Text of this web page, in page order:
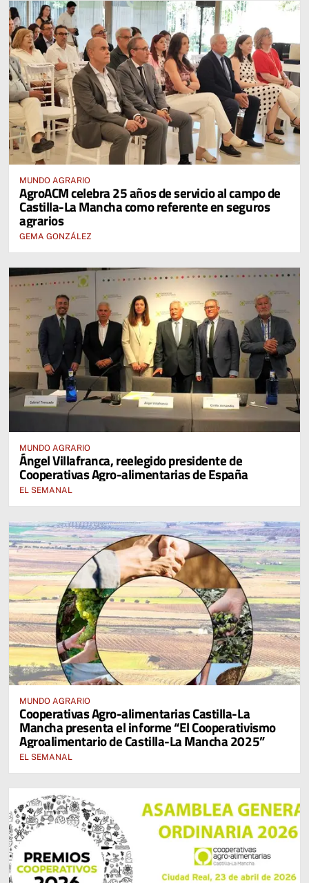
MUNDO AGRARIO
AgroACM celebra 25 años de servicio al campo de
Castilla-La Mancha como referente en seguros
agrarios
GEMA GONZÁLEZ
MUNDO AGRARIO
Ángel Villafranca, reelegido presidente de
Cooperativas Agro-alimentarias de España
EL SEMANAL
MUNDO AGRARIO
Cooperativas Agro-alimentarias Castilla-La
Mancha presenta el informe “El Cooperativismo
Agroalimentario de Castilla-La Mancha 2025”
EL SEMANAL